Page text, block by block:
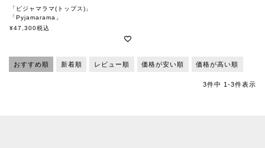
「ピジャマラマ(トップス)」
「Pyjamarama」
soutiencollar（ステンカラー）
¥47,300税込
おすすめ順 新着順 レビュー順 価格が安い順 価格が高い順
3件中 1-3件表示